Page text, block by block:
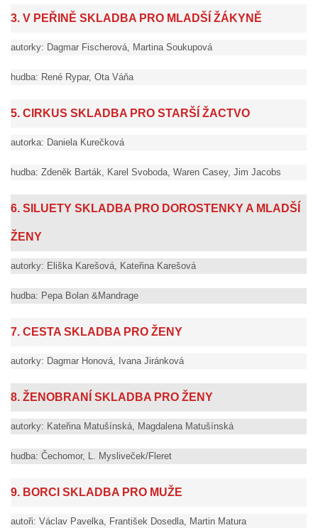
3. V PEŘINĚ SKLADBA PRO MLADŠÍ ŽÁKYNĚ
autorky: Dagmar Fischerová, Martina Soukupová
hudba: René Rypar, Ota Váňa
5. CIRKUS SKLADBA PRO STARŠÍ ŽACTVO
autorka: Daniela Kurečková
hudba: Zdeněk Barták, Karel Svoboda, Waren Casey, Jim Jacobs
6. SILUETY SKLADBA PRO DOROSTENKY A MLADŠÍ
ŽENY
autorky: Eliška Karešová, Kateřina Karešová
hudba: Pepa Bolan &Mandrage
7. CESTA SKLADBA PRO ŽENY
autorky: Dagmar Honová, Ivana Jiránková
8. ŽENOBRANÍ SKLADBA PRO ŽENY
autorky: Kateřina Matušínská, Magdalena Matušínská
hudba: Čechomor, L. Mysliveček/Fleret
9. BORCI SKLADBA PRO MUŽE
autoři: Václav Pavelka, František Dosedla, Martin Matura